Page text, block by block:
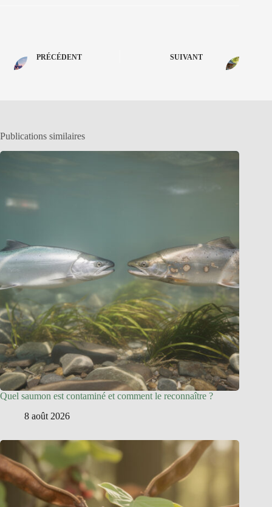
PRÉCÉDENT SUIVANT
Publications similaires
Quel saumon est contaminé et comment le reconnaître ?
8 août 2026